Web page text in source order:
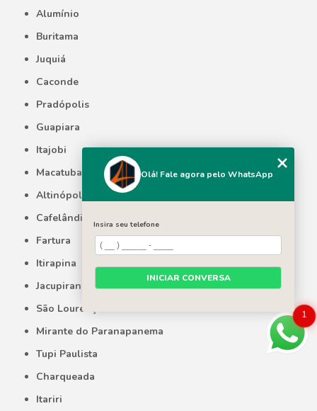
Alumínio
Buritama
Juquiá
Caconde
Pradópolis
Guapiara
Itajobi
Macatuba
Altinópolis
Cafelândia
Fartura
Itirapina
Jacupiranga
São Lourenço da Serra
Mirante do Paranapanema
Tupi Paulista
Charqueada
Itariri
1
Olá! Fale agora pelo WhatsApp
Insira seu telefone
INICIAR CONVERSA